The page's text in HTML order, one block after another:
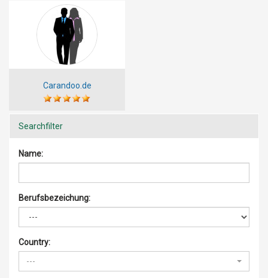
Carandoo.de
Searchfilter
Name:
Berufsbezeichung:
Country:
---